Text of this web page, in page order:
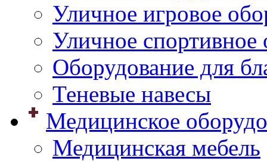
Уличное игровое
Уличное спортивное
Оборудование для
Теневые навесы
Медицинское
Медицинская мебель